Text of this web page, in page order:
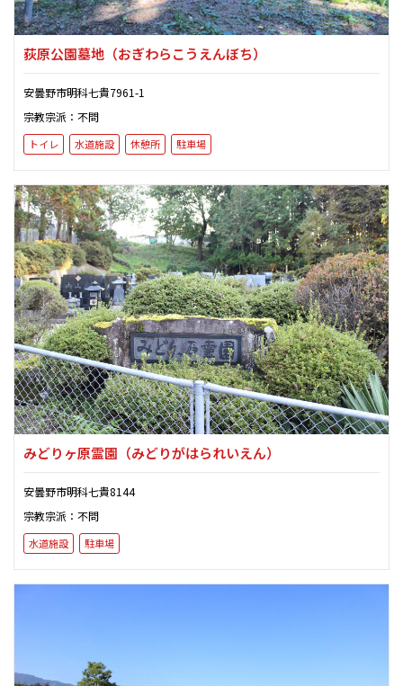
荻原公園墓地 （おぎわらこうえんぼち）
安曇野市明科七貴7961-1
宗教宗派：不問
トイレ 水道施設 休憩所 駐車場
みどりヶ原霊園 （みどりがはられいえん）
安曇野市明科七貴8144
宗教宗派：不問
水道施設 駐車場